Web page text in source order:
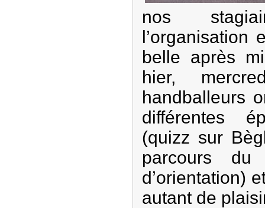
nos
l’organisation
belle après
hier,
handballeurs
différentes
(quizz sur
parcours du
d’orientation)
autant de